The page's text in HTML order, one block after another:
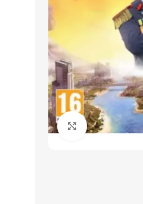
Click to enlarge